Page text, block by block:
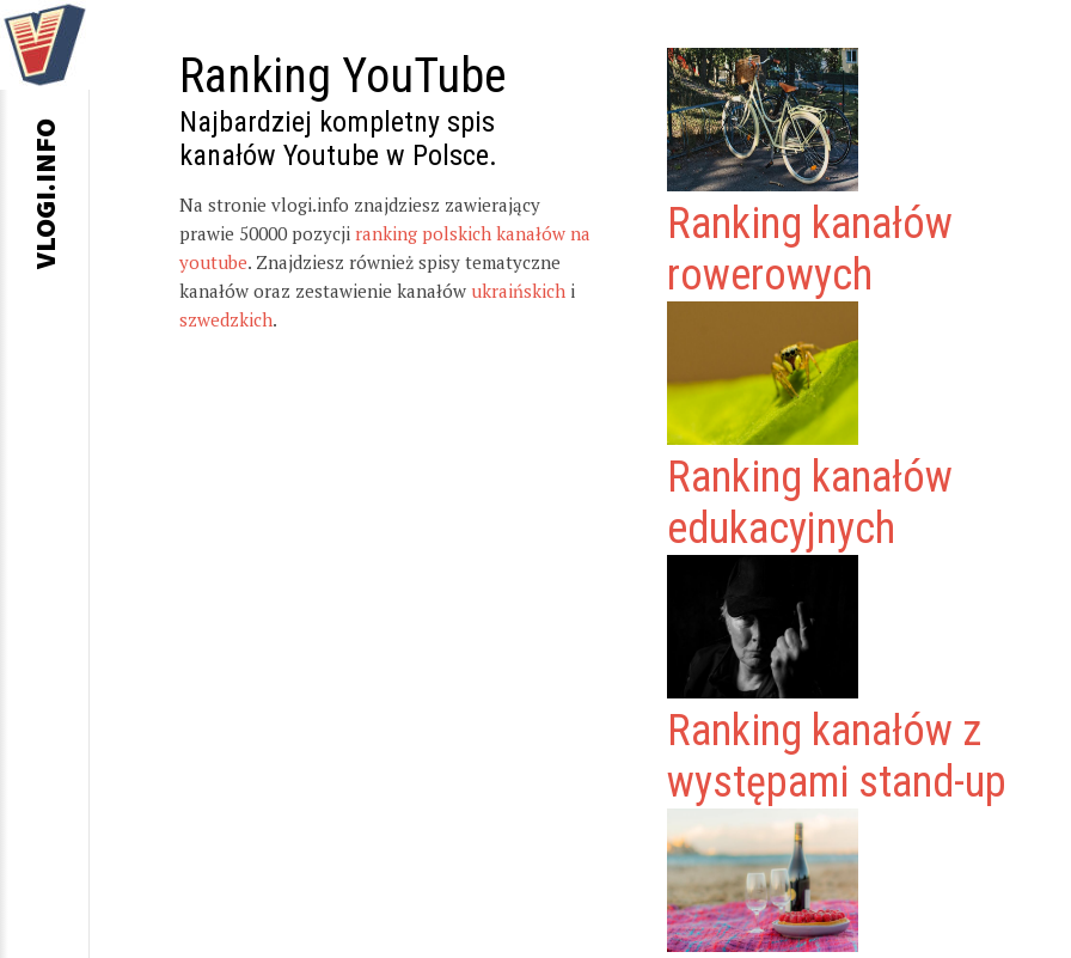
Ranking YouTube
Najbardziej kompletny spis
kanałów Youtube w Polsce.
Na stronie vlogi.info znajdziesz zawierający
prawie 50000 pozycji ranking polskich kanałów na
youtube. Znajdziesz również spisy tematyczne
kanałów oraz zestawienie kanałów ukraińskich i
szwedzkich.
Ranking kanałów
rowerowych
Ranking kanałów
edukacyjnych
Ranking kanałów z
występami stand-up
VLOGI.INFO